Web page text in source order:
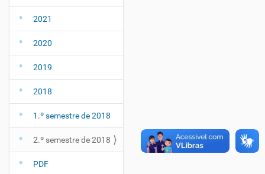
2021
2020
2019
2018
1.º semestre de 2018
2.º semestre de 2018
PDF